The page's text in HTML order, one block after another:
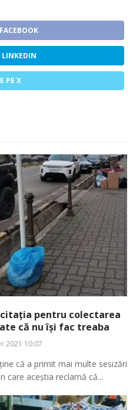
LINKEDIN
PE X
pentru colectarea
că nu își fac treaba
2021 10:07
că a primit mai multe sesizări
care aceștia reclamă că...